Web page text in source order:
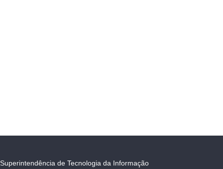
Superintendência de Tecnologia da Informação